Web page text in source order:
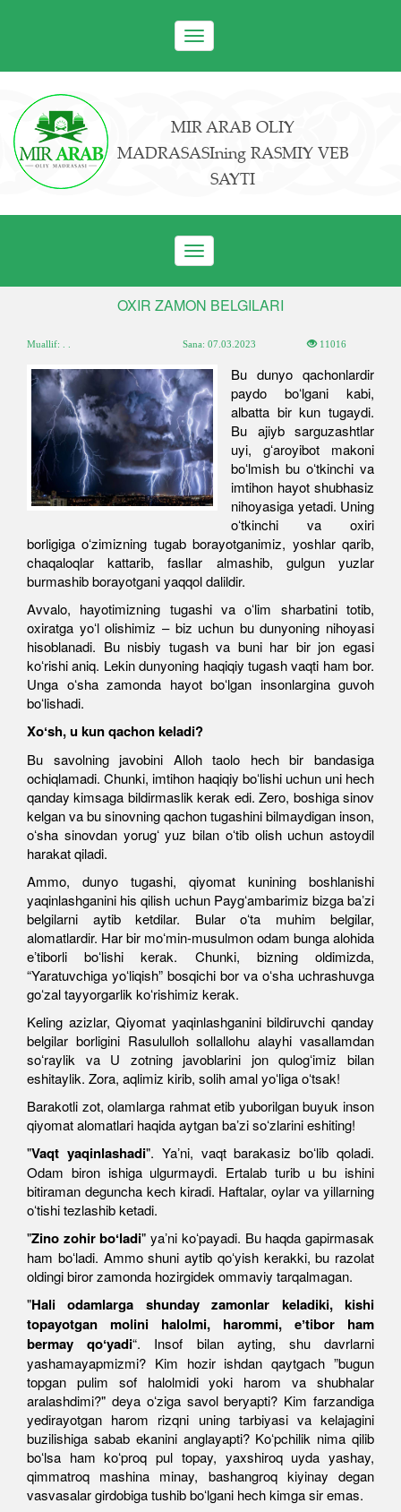
Toggle
navigation
MIR ARAB OLIY
MADRASASIning RASMIY VEB
SAYTI
Toggle
navigation
OXIR ZAMON BELGILARI
Muallif: . . Sana:07.03.2023 11016
Bu dunyo qachonlardir
paydo boʻlgani kabi,
albatta bir kun tugaydi.
Bu ajiyb sarguzashtlar
uyi, gʻaroyibot makoni
boʻlmish bu oʻtkinchi va
imtihon hayot shubhasiz
nihoyasiga yetadi. Uning
oʻtkinchi va oxiri
borligiga oʻzimizning tugab borayotganimiz, yoshlar qarib,
chaqaloqlar kattarib, fasllar almashib, gulgun yuzlar
burmashib borayotgani yaqqol dalildir.
Avvalo, hayotimizning tugashi va oʻlim sharbatini totib,
oxiratga yoʻl olishimiz – biz uchun bu dunyoning nihoyasi
hisoblanadi. Bu nisbiy tugash va buni har bir jon egasi
koʻrishi aniq. Lekin dunyoning haqiqiy tugash vaqti ham bor.
Unga oʻsha zamonda hayot boʻlgan insonlargina guvoh
boʻlishadi.
Xoʻsh, u kun qachon keladi?
Bu savolning javobini Alloh taolo hech bir bandasiga
ochiqlamadi. Chunki, imtihon haqiqiy boʻlishi uchun uni hech
qanday kimsaga bildirmaslik kerak edi. Zero, boshiga sinov
kelgan va bu sinovning qachon tugashini bilmaydigan inson,
oʻsha sinovdan yorugʻ yuz bilan oʻtib olish uchun astoydil
harakat qiladi.
Ammo, dunyo tugashi, qiyomat kunining boshlanishi
yaqinlashganini his qilish uchun Paygʻambarimiz bizga baʼzi
belgilarni aytib ketdilar. Bular oʻta muhim belgilar,
alomatlardir. Har bir moʻmin-musulmon odam bunga alohida
eʼtiborli boʻlishi kerak. Chunki, bizning oldimizda,
“Yaratuvchiga yoʻliqish” bosqichi bor va oʻsha uchrashuvga
goʻzal tayyorgarlik koʻrishimiz kerak.
Keling azizlar, Qiyomat yaqinlashganini bildiruvchi qanday
belgilar borligini Rasululloh sollallohu alayhi vasallamdan
soʻraylik va U zotning javoblarini jon qulogʻimiz bilan
eshitaylik. Zora, aqlimiz kirib, solih amal yoʻliga oʻtsak!
Barakotli zot, olamlarga rahmat etib yuborilgan buyuk inson
qiyomat alomatlari haqida aytgan baʼzi soʻzlarini eshiting!
"Vaqt yaqinlashadi". Yaʼni, vaqt barakasiz boʻlib qoladi.
Odam biron ishiga ulgurmaydi. Ertalab turib u bu ishini
bitiraman deguncha kech kiradi. Haftalar, oylar va yillarning
oʻtishi tezlashib ketadi.
"Zino zohir boʻladi" yaʼni koʻpayadi. Bu haqda gapirmasak
ham boʻladi. Ammo shuni aytib qoʻyish kerakki, bu razolat
oldingi biror zamonda hozirgidek ommaviy tarqalmagan.
"Hali odamlarga shunday zamonlar keladiki, kishi
topayotgan molini halolmi, harommi, eʼtibor ham
bermay qoʻyadi“. Insof bilan ayting, shu davrlarni
yashamayapmizmi? Kim hozir ishdan qaytgach ”bugun
topgan pulim sof halolmidi yoki harom va shubhalar
aralashdimi?" deya oʻziga savol beryapti? Kim farzandiga
yedirayotgan harom rizqni uning tarbiyasi va kelajagini
buzilishiga sabab ekanini anglayapti? Koʻpchilik nima qilib
boʻlsa ham koʻproq pul topay, yaxshiroq uyda yashay,
qimmatroq mashina minay, bashangroq kiyinay degan
vasvasalar girdobiga tushib boʻlgani hech kimga sir emas.